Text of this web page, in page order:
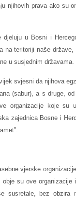
njihovih prava ako su
u Bosni i
na teritoriji naše
u susjednim državama.
svjesni da njihova
(sabur), a s druge,
organizacije koje su
zajednica Bosne i
vjerske
su ove organizacije
susretale, bez obzira